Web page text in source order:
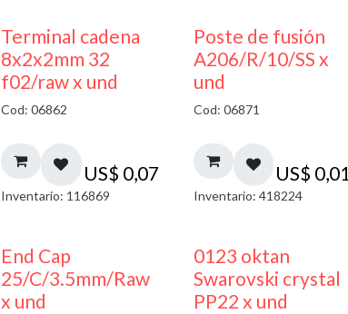
Terminal cadena
8x2x2mm 32
f02/raw x und
Cod: 06862
US$ 0,07
Inventario: 116869
Poste de fusión
A206/R/10/SS x
und
Cod: 06871
US$ 0,01
Inventario: 418224
End Cap
25/C/3.5mm/Raw
x und
0123 oktan
Swarovski crystal
PP22 x und